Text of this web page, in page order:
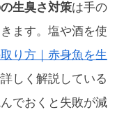
生臭さ対策は手の
ます。塩や酒を使
り方｜赤身魚を生
しく解説している
でおくと失敗が減